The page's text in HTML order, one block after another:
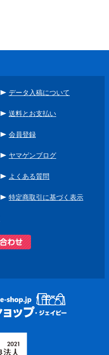
データ入稿について
送料とお支払い
会員登録
ヤマゲンブログ
よくある質問
特定商取引に基づく表示